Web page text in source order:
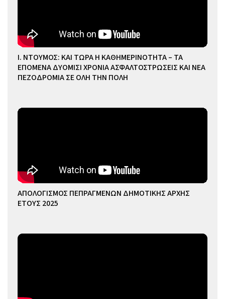
Ι. ΝΤΟΥΜΟΣ: ΚΑΙ ΤΩΡΑ Η ΚΑΘΗΜΕΡΙΝΟΤΗΤΑ – ΤΑ
ΕΠΟΜΕΝΑ ΔΥΟΜΙΣΙ ΧΡΟΝΙΑ ΑΣΦΑΛΤΟΣΤΡΩΣΕΙΣ ΚΑΙ ΝΕΑ
ΠΕΖΟΔΡΟΜΙΑ ΣΕ ΟΛΗ ΤΗΝ ΠΟΛΗ
ΑΠΟΛΟΓΙΣΜΟΣ ΠΕΠΡΑΓΜΕΝΩΝ ΔΗΜΟΤΙΚΗΣ ΑΡΧΗΣ
ΕΤΟΥΣ 2025